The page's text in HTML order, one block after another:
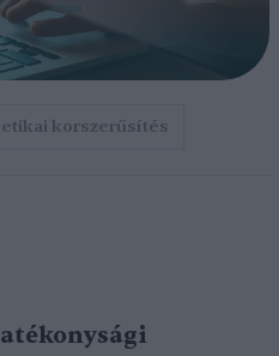
korszerűsítés